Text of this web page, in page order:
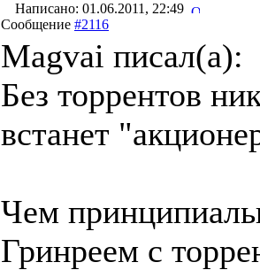
Написано: 01.06.2011, 22:49
Сообщение #2116
Magvai писал(a):
Без торрентов
встанет
Чем
Гринреем с